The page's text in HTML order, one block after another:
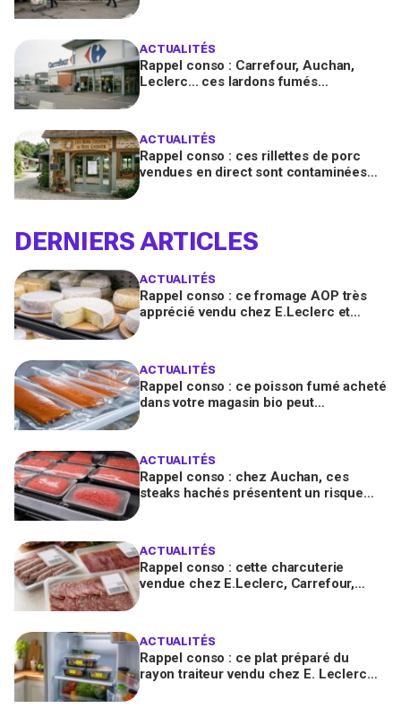
ACTUALITÉS
Rappel conso : Carrefour, Auchan,
Leclerc... ces lardons fumés
ACTUALITÉS
Rappel conso : ces rillettes de porc
vendues en direct sont contaminées
DERNIERS ARTICLES
ACTUALITÉS
Rappel conso : ce fromage AOP très
apprécié vendu chez E.Leclerc et
ACTUALITÉS
Rappel conso : ce poisson fumé acheté
dans votre magasin bio peut
ACTUALITÉS
Rappel conso : chez Auchan, ces
steaks hachés présentent un risque
ACTUALITÉS
Rappel conso : cette charcuterie
vendue chez E.Leclerc, Carrefour,
ACTUALITÉS
Rappel conso : ce plat préparé du
rayon traiteur vendu chez E. Leclerc